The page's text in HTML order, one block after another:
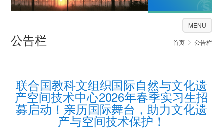
公告栏 首页 公告栏
MENU
联合国教科文组织国际自然与文化遗
产空间技术中心2026年春季实习生招
募启动！亲历国际舞台，助力文化遗
产与空间技术保护！